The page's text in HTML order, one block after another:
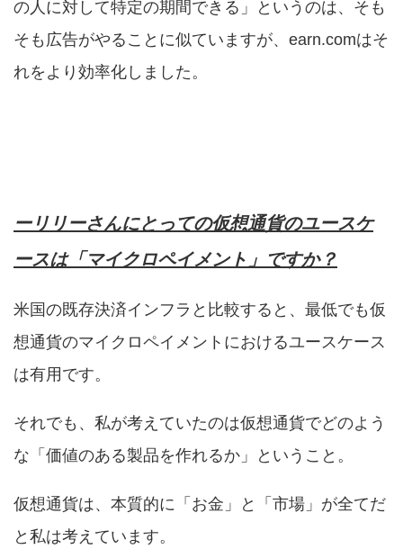
の人に対して特定の期間できる」というのは、そも
そも広告がやることに似ていますが、earn.comはそ
れをより効率化しました。
ーリリーさんにとっての仮想通貨のユースケ
ースは「マイクロペイメント」ですか？
米国の既存決済インフラと比較すると、最低でも仮
想通貨のマイクロペイメントにおけるユースケース
は有用です。
それでも、私が考えていたのは仮想通貨でどのよう
な「価値のある製品を作れるか」ということ。
仮想通貨は、本質的に「お金」と「市場」が全てだ
と私は考えています。